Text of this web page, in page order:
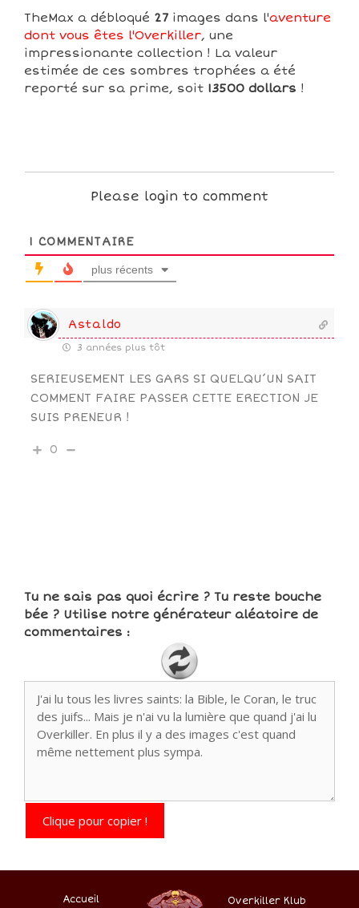
TheMax a débloqué 27 images dans l'aventure
dont vous êtes l'Overkiller, une
impressionante collection ! La valeur
estimée de ces sombres trophées a été
reporté sur sa prime, soit 13500 dollars !
Please login to comment
1 COMMENTAIRE
plus récents
Astaldo
3 années plus tôt
SERIEUSEMENT LES GARS SI QUELQU’UN SAIT
COMMENT FAIRE PASSER CETTE ERECTION JE
SUIS PRENEUR !
0
Tu ne sais pas quoi écrire ? Tu reste bouche
bée ? Utilise notre générateur aléatoire de
commentaires :
Clique pour copier !
Accueil Overkiller Klub